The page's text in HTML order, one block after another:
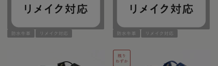
防水牛革 リメイク対応 防水牛革 リメイク対応